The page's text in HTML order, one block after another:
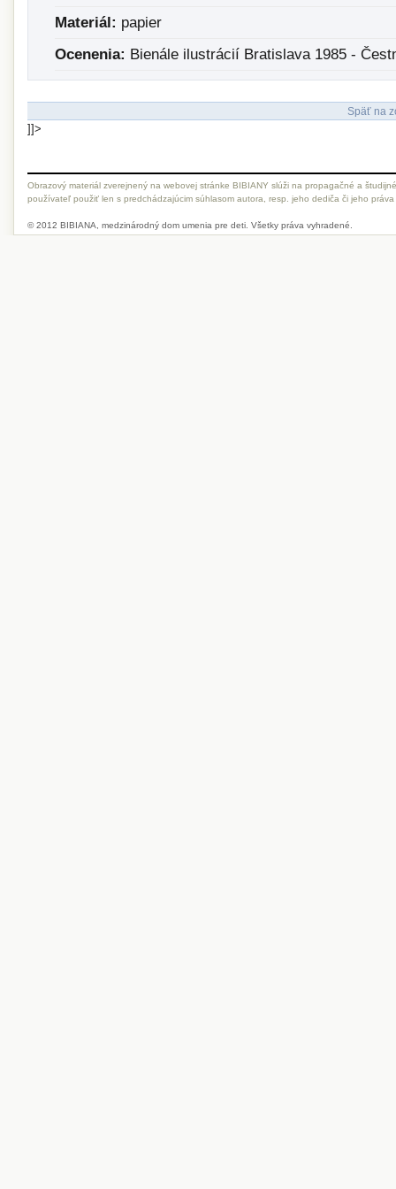
Materiál: papier
Ocenenia: Bienále ilustrácií Bratislava 1985 -
Späť na
]]>
Obrazový materiál zverejnený na webovej stránke BIBIANY slúži na propagačné a
používateľ použiť len s predchádzajúcim súhlasom autora, resp. jeho dediča či jeho
© 2012 BIBIANA, medzinárodný dom umenia pre deti. Všetky práva vyhradené.